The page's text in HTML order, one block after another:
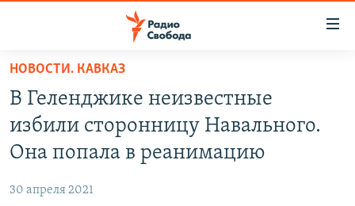
упрощенного
доступа
Вернуться
основному
Вернутся
ПОДКАСТЫ
АВТОРСКИЕ ПРОЕКТЫ
МНЕНИЯ
НОВОСТИ. КАВКАЗ
В Геленджике неизвестные
избили сторонницу Навального.
Она попала в реанимацию
30 апреля 2021